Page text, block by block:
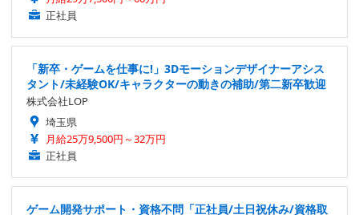
正社員
「新卒・ゲームを仕事に!」3Dモーションデザイナーアシス
タント/未経験OK/キャラクターの動きの補助/第二新卒歓迎
株式会社LOP
埼玉県
月給25万9,500円～32万円
正社員
ゲーム開発サポート・資格不問「正社員/土日祝休み/資格取